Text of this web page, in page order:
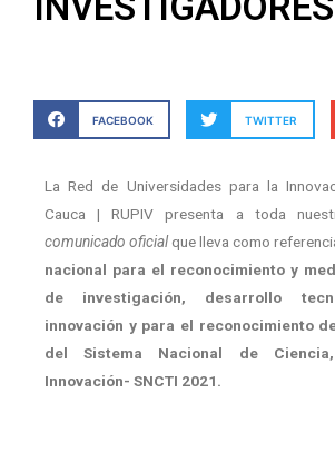
FACEBOOK TWITTER
La Red de Universidades para la
Cauca | RUPIV presenta a toda
comunicado oficialque lleva como
nacional para el reconocimiento y
de investigación, desarrollo
innovación y para el reconocimiento
del Sistema Nacional de
Innovación- SNCTI 2021.